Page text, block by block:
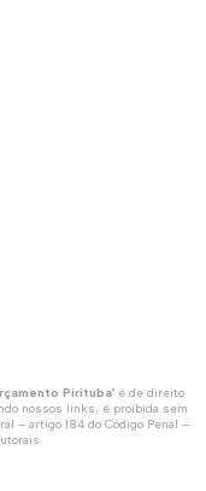
Pirituba" é de direito
nossos links, é proibida sem
– artigo 184 do Código Penal –
.